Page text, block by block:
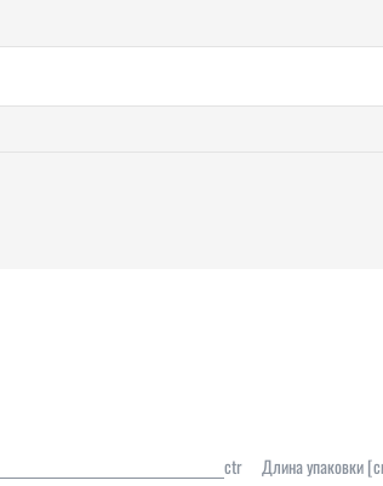
ctr Длина упаковки